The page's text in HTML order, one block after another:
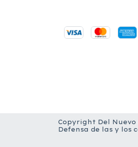
Copyright Del Nuevo
Defensa de las y los